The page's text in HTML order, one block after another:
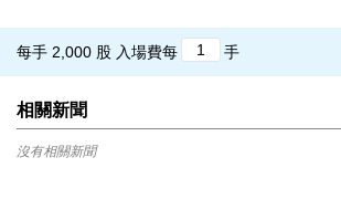
每手 2,000 股 入場費每 手
相關新聞
沒有相關新聞